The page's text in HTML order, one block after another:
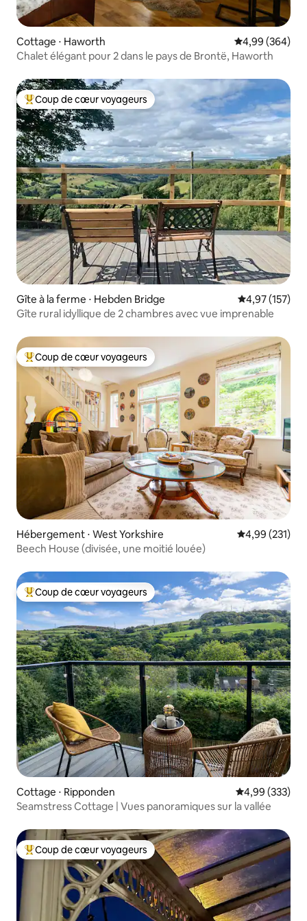
Cottage ⋅ Haworth Évaluation
4,99 (364)
Chalet élégant pour 2 dans le pays de Brontë, Haworth
Coups de cœur voyageurs les plus appréciés
Coup de cœur voyageurs
Gîte à la ferme ⋅ Hebden Bridge Évaluation
4,97 (157)
Gîte rural idyllique de 2 chambres avec vue imprenable
Coups de cœur voyageurs les plus appréciés
Coup de cœur voyageurs
Hébergement ⋅ West Yorkshire Évaluation
4,99 (231)
Beech House (divisée, une moitié louée)
Coups de cœur voyageurs les plus appréciés
Coup de cœur voyageurs
Cottage ⋅ Ripponden Évaluation
4,99 (333)
Seamstress Cottage | Vues panoramiques sur la vallée
Coups de cœur voyageurs les plus appréciés
Coup de cœur voyageurs